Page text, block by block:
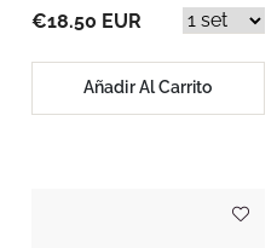
€18.50 EUR
Añadir Al Carrito